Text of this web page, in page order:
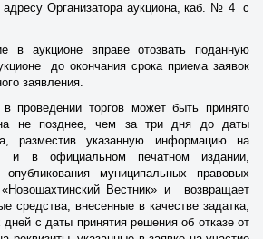
Организатора аукциона, каб. № 4 с
в аукционе вправе отозвать поданную
до окончания срока приема заявок
заявления.
проведении торгов может быть принято
не позднее, чем за три дня до даты
разместив указанную информацию на
и в официальном печатном издании,
муниципальных правовых
Вестник» и возвращает
средства, внесенные в качестве задатка,
дней с даты принятия решения об отказе от